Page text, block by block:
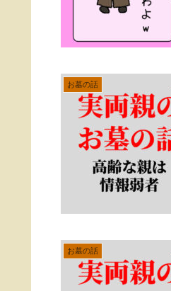
お墓の話
お墓の話